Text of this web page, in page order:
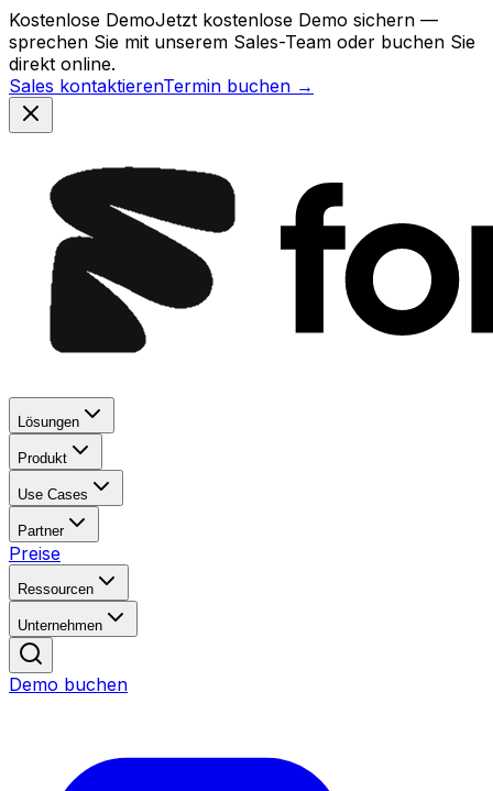
Kostenlose DemoJetzt kostenlose Demo sichern —
sprechen Sie mit unserem Sales-Team oder buchen Sie
direkt online.
Sales kontaktierenTermin buchen →
Lösungen
Produkt
Use Cases
Partner
Preise
Ressourcen
Unternehmen
Demo buchen